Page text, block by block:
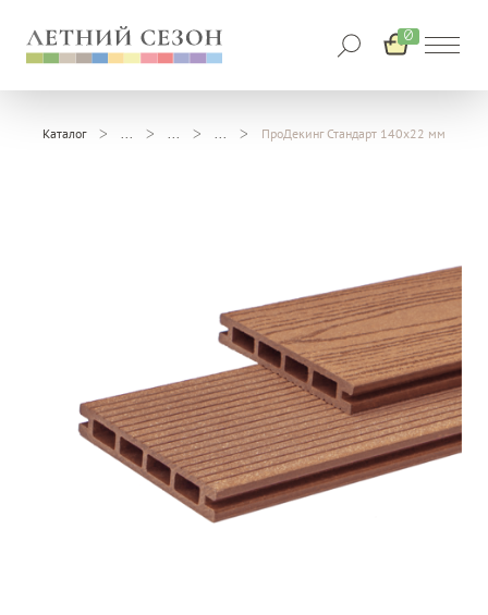
0
Каталог ПроДекинг Стандарт 140х22 мм